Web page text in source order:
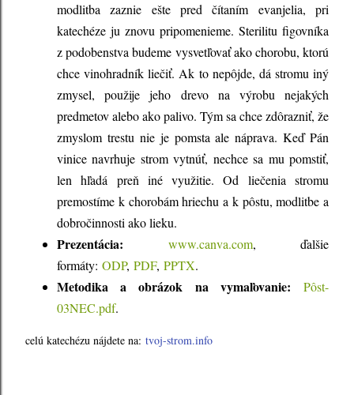
modlitba zaznie ešte pred čítaním evanjelia, pri
katechéze ju znovu pripomenieme. Sterilitu figovníka
z podobenstva budeme vysvetľovať ako chorobu, ktorú
chce vinohradník liečiť. Ak to nepôjde, dá stromu iný
zmysel, použije jeho drevo na výrobu nejakých
predmetov alebo ako palivo. Tým sa chce zdôrazniť, že
zmyslom trestu nie je pomsta ale náprava. Keď Pán
vinice navrhuje strom vytnúť, nechce sa mu pomstiť,
len hľadá preň iné využitie. Od liečenia stromu
premostíme k chorobám hriechu a k pôstu, modlitbe a
dobročinnosti ako lieku.
Prezentácia: www.canva.com, ďalšie
formáty: ODP, PDF, PPTX.
Metodika a obrázok na vymaľovanie: Pôst-
03NEC.pdf.
celú katechézu nájdete na: tvoj-strom.info